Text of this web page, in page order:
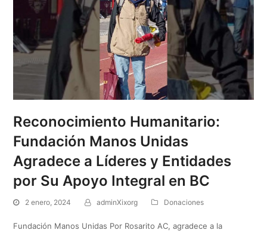
Reconocimiento Humanitario:
Fundación Manos Unidas
Agradece a Líderes y Entidades
por Su Apoyo Integral en BC
2 enero, 2024 adminXixorg Donaciones
Fundación Manos Unidas Por Rosarito AC, agradece a la